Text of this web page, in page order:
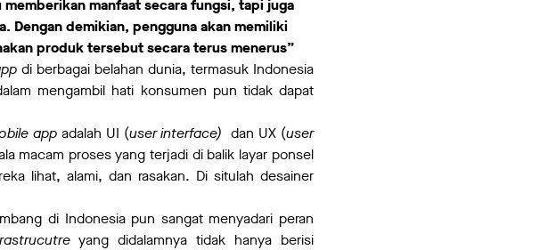
manfaat secara fungsi, tapi juga
Dengan demikian, pengguna akan memiliki
produk tersebut secara terus menerus”
di berbagai belahan dunia, termasuk Indonesia
mengambil hati konsumen pun tidak dapat
app adalah UI (user interface) dan UX (user
macam proses yang terjadi di balik layar ponsel
lihat, alami, dan rasakan. Di situlah desainer
di Indonesia pun sangat menyadari peran
yang didalamnya tidak hanya berisi